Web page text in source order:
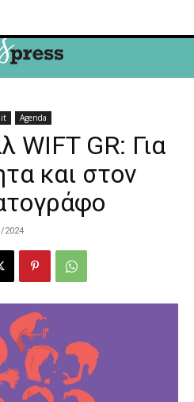
it Agenda
WIFT GR: Για
και στον
2024